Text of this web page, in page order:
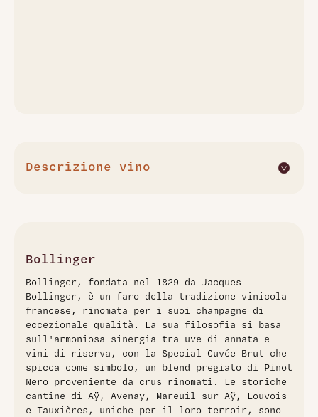
Descrizione vino
meticoloso assemblaggio di vini riservati, affinati in
rigorosi standard dell'AOC. Il suo colore dorato prelude a
un bouquet ricco e complesso, con accenti di frutta matura,
mele tostate e spezie. Al palato, si rivela elegante e
persistente, con bollicine setose che esaltano sapori di
pera, brioche e fresche note di noce. Perfetto in
abbinamento a sushi, frutti di mare o raffinato Pata Negra,
il Bollinger Special Cuvée è un simbolo di qualit��
ineguagliabile, come riconosciuto da esperti di settore
come l’editore di Wine Spectator.
Bollinger
Bollinger, fondata nel 1829 da Jacques
Bollinger, è un faro della tradizione vinicola
francese, rinomata per i suoi champagne di
eccezionale qualità. La sua filosofia si basa
sull'armoniosa sinergia tra uve di annata e
vini di riserva, con la Special Cuvée Brut che
spicca come simbolo, un blend pregiato di Pinot
Nero proveniente da crus rinomati. Le storiche
cantine di Aÿ, Avenay, Mareuil-sur-Aÿ, Louvois
e Tauxières, uniche per il loro terroir, sono